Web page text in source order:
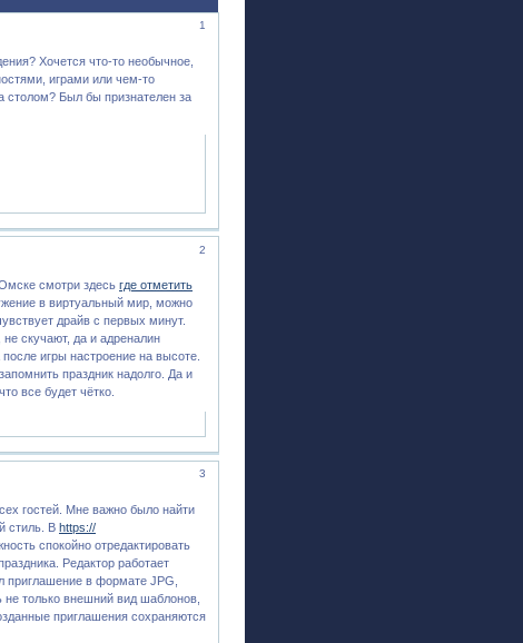
1
Хочется что-то необычное,
играми или чем-то
столом? Был бы признателен за
2
Омске смотри здесьгде отметить
в виртуальный мир, можно
драйв с первых минут.
скучают, да и адреналин
игры настроение на высоте.
праздник надолго. Да и
все будет чётко.
3
гостей. Мне важно было найти
стиль. Вhttps://
спокойно отредактировать
Редактор работает
приглашение в формате JPG,
только внешний вид шаблонов,
приглашения сохраняются